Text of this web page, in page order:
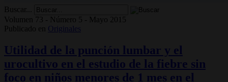
Buscar...
Volumen 73 - Número 5 - Mayo 2015
Publicado en
Originales
Utilidad de la punción lumbar y el
urocultivo en el estudio de la fiebre sin
foco en niños menores de 1 mes en el